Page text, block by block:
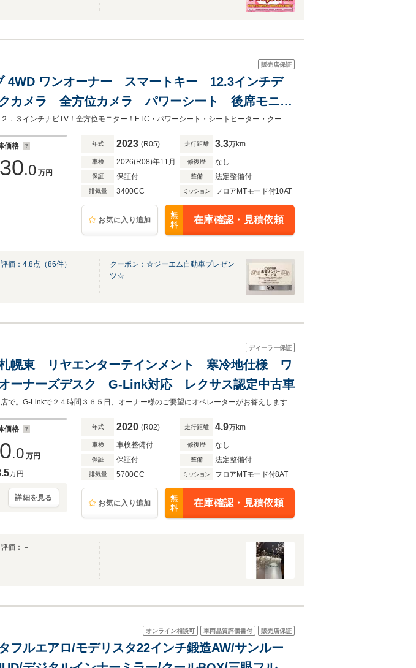
販売店保証
4WD ワンオーナー スマートキー 12.3インチデ
カメラ 全方位カメラ パワーシート 後席モニタ
ーバックドア ドラレコ プリクラ レーンキープ
ワンオーナー！スマートキー！純正１２．３インチナビTV！全方位モニター！ETC・パワーシート・シートヒーター・クーラー・レーダークルコン・パワーバックドア・サンルーフ
価格
.0 万円
年式 2023 (R05) 走行距離 3.3万km
車検 2026(R08)年11月 修復歴 なし
保証 保証付 整備 法定整備付
排気量 3400CC ミッション フロアMTモード付10AT
お気に入り追加
無
料
在庫確認・見積依頼
価： 4.8点（86件）
クーポン：☆ジーエム自動車プレゼン
ツ☆
ディーラー保証
札幌東 リヤエンターテインメント 寒冷地仕様 ワ
ーナーズデスク G-Link対応 レクサス認定中古車
で。G-Linkで２４時間３６５日、オーナー様のご要望にオペレーターがお答えします
価格
.0 万円
万円
詳細を見る
年式 2020 (R02) 走行距離 4.9万km
車検 車検整備付 修復歴 なし
保証 保証付 整備 法定整備付
排気量 5700CC ミッション フロアMTモード付8AT
お気に入り追加
無
料
在庫確認・見積依頼
価：－
オンライン相談可 車両品質評価書付 販売店保証
フルエアロ/モデリスタ22インチ鍛造AW/サンルー